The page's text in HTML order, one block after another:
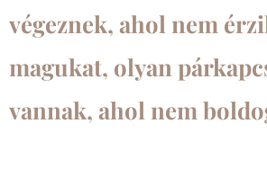
végeznek, ahol nem
magukat, olyan
vannak, ahol nem